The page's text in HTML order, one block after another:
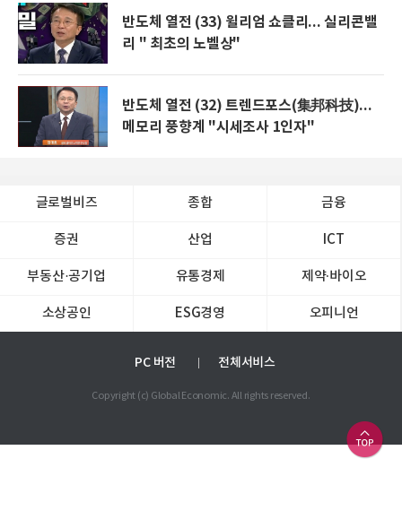
반도체 열전 (33) 윌리엄 쇼클리... 실리콘밸
리 " 최초의 노벨상"
반도체 열전 (32) 트렌드포스(集邦科技)...
메모리 풍향계 "시세조사 1인자"
글로벌비즈 종합 금융
증권 산업 ICT
부동산·공기업 유통경제 제약∙바이오
소상공인 ESG경영 오피니언
PC 버전 전체서비스
Copyright (c) Global Economic. All rights reserved.